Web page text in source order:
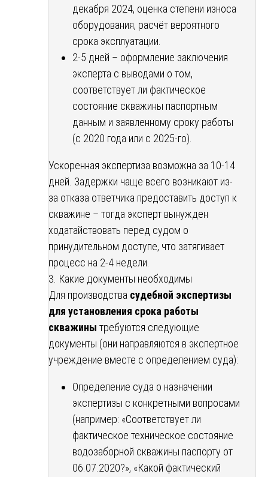
декабря 2024, оценка степени износа
оборудования, расчёт вероятного
срока эксплуатации.
2-5 дней – оформление заключения
эксперта с выводами о том,
соответствует ли фактическое
состояние скважины паспортным
данным и заявленному сроку работы
(с 2020 года или с 2025-го).
Ускоренная экспертиза возможна за 10-14
дней. Задержки чаще всего возникают из-
за отказа ответчика предоставить доступ к
скважине – тогда эксперт вынужден
ходатайствовать перед судом о
принудительном доступе, что затягивает
процесс на 2-4 недели.
3. Какие документы необходимы
Для производства судебной экспертизы
для установления срока работы
скважины требуются следующие
документы (они направляются в экспертное
учреждение вместе с определением суда):
Определение суда о назначении
экспертизы с конкретными вопросами
(например: «Соответствует ли
фактическое техническое состояние
водозаборной скважины паспорту от
06.07.2020?», «Какой фактический